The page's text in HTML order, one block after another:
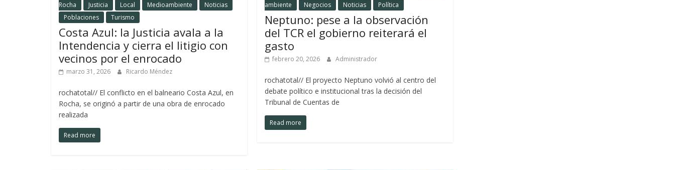
Rocha
Justicia Local Medioambiente
Noticias
Poblaciones
Turismo
Costa Azul: la Justicia avala a la
Intendencia y cierra el litigio con
vecinos por el enrocado
marzo 31, 2026 Ricardo Méndez
rochatotal// El conflicto en el balneario Costa Azul, en
Rocha, se originó a partir de una obra de enrocado
realizada
Read more
ambiente
Negocios Noticias Política
Neptuno: pese a la observación
del TCR el gobierno reiterará el
gasto
febrero 20, 2026 Administrador
rochatotal// El proyecto Neptuno volvió al centro del
debate político e institucional tras la decisión del
Tribunal de Cuentas de
Read more